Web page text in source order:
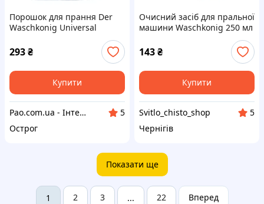
Порошок для прання Der
Waschkonig Universal
пральний порошок
293₴
Купити
Pao.com.ua - Інтернет-магазин
5
Острог
Очисний засіб для пральної
машини Waschkonig 250 мл
143₴
Купити
Svitlo_chisto_shop
5
Чернігів
Показати ще
1 2 3 ... 22 Вперед